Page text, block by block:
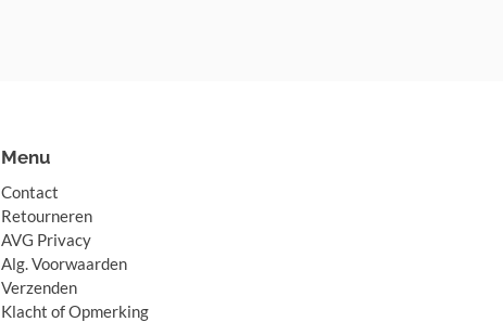
Menu
Contact
Retourneren
AVG Privacy
Alg. Voorwaarden
Verzenden
Klacht of Opmerking